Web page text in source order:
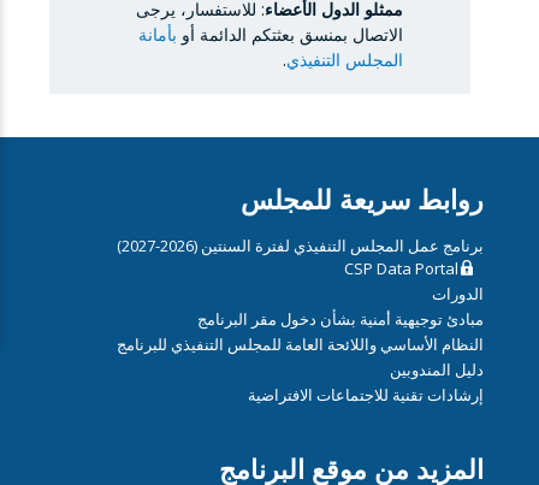
ممثلو الدول الأعضاء: للاستفسار، يرجى
الاتصال بمنسق بعثتكم الدائمة أو بأمانة
المجلس التنفيذي.
روابط سريعة للمجلس
برنامج عمل المجلس التنفيذي لفترة السنتين (2026-2027)
CSP Data Portal
الدورات
مبادئ توجيهية أمنية بشأن دخول مقر البرنامج
النظام الأساسي واللائحة العامة للمجلس التنفيذي للبرنامج
دليل المندوبين
إرشادات تقنية للاجتماعات الافتراضية
المزيد من موقع البرنامج